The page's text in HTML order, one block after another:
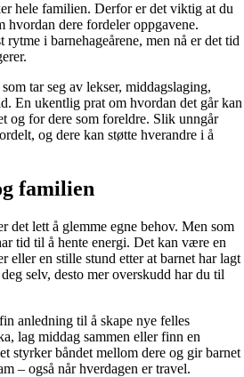
hele familien. Derfor er det viktig at du
hvordan dere fordeler oppgavene.
rytme i barnehageårene, men nå er det tid
tar seg av lekser, middagslaging,
En ukentlig prat om hvordan det går kan
og for dere som foreldre. Slik unngår
og dere kan støtte hverandre i å
familien
det lett å glemme egne behov. Men som
tid til å hente energi. Det kan være en
eller en stille stund etter at barnet har lagt
selv, desto mer overskudd har du til
anledning til å skape nye felles
lag middag sammen eller finn en
styrker båndet mellom dere og gir barnet
– også når hverdagen er travel.